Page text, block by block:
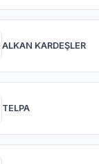
ALKAN KARDEŞLER
TELPA